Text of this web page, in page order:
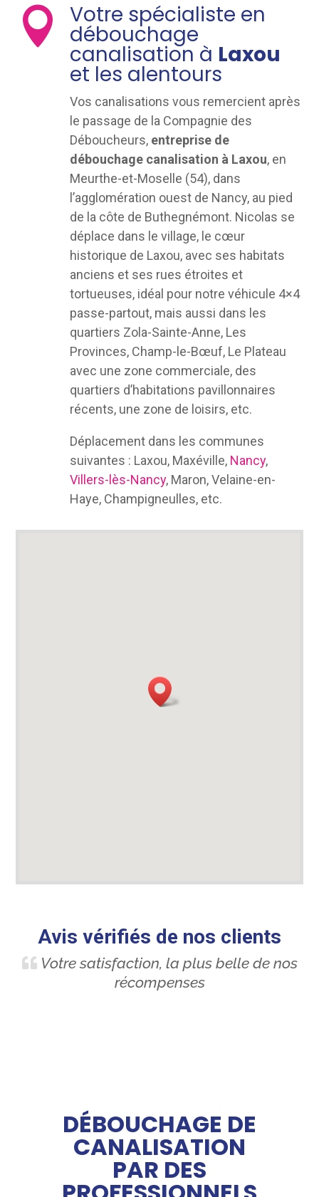
 Votre spécialiste en
débouchage
canalisation à Laxou
et les alentours
Vos canalisations vous remercient après
le passage de la Compagnie des
Déboucheurs, entreprise de
débouchage canalisation à Laxou, en
Meurthe-et-Moselle (54), dans
l’agglomération ouest de Nancy, au pied
de la côte de Buthegnémont. Nicolas se
déplace dans le village, le cœur
historique de Laxou, avec ses habitats
anciens et ses rues étroites et
tortueuses, idéal pour notre véhicule 4×4
passe-partout, mais aussi dans les
quartiers Zola-Sainte-Anne, Les
Provinces, Champ-le-Bœuf, Le Plateau
avec une zone commerciale, des
quartiers d’habitations pavillonnaires
récents, une zone de loisirs, etc.
Déplacement dans les communes
suivantes : Laxou, Maxéville, Nancy,
Villers-lès-Nancy, Maron, Velaine-en-
Haye, Champigneulles, etc.
Avis vérifiés de nos clients
Votre satisfaction, la plus belle de nos
récompenses
DÉBOUCHAGE DE
CANALISATION
PAR DES